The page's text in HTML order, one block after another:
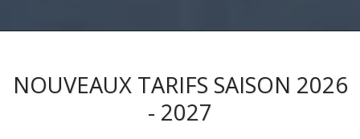
NOUVEAUX TARIFS SAISON 2026
- 2027